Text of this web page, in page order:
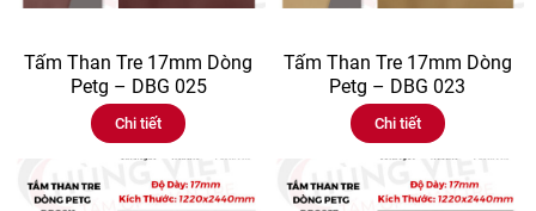
Tấm Than Tre 17mm Dòng
Petg – DBG 025
Chi tiết
Tấm Than Tre 17mm Dòng
Petg – DBG 023
Chi tiết